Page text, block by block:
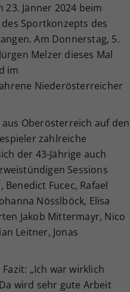
Jänner 2024 beim
Sportkonzepts des
Am Donnerstag, 5.
Melzer dieses Mal
im
Niederösterreicher
Oberösterreich auf den
zahlreiche
der 43-Jährige auch
Sessions
Fucec, Rafael
Nösslböck, Elisa
Jakob Mittermayr, Nico
Leitner, Jonas
„Ich war wirklich
wird sehr gute Arbeit